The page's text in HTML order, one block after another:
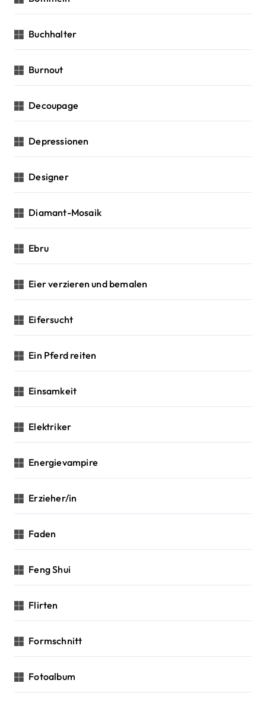
Buchhalter
Burnout
Decoupage
Depressionen
Designer
Diamant-Mosaik
Ebru
Eier verzieren und bemalen
Eifersucht
Ein Pferd reiten
Einsamkeit
Elektriker
Energievampire
Erzieher/in
Faden
Feng Shui
Flirten
Formschnitt
Fotoalbum